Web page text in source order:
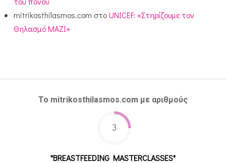
mitrikosthilasmos.com στοUNICEF: «Στηρίζουμε τον
Θηλασμό ΜΑΖΙ»
Το mitrikosthilasmos.com με αριθμούς
3
"BREASTFEEDING MASTERCLASSES"